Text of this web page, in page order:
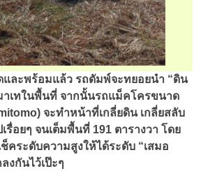
และพร้อมแล้ว รถดัมพ์จะทยอยนำ “ดิน
าเทในพื้นที่ จากนั้นรถแม็คโครขนาด
จะทำหน้าที่เกลี่ยดิน เกลี่ยสลับ
รื่อยๆ จนเต็มพื้นที่ 191 ตารางวา โดย
คระดับความสูงให้ได้ระดับ “เสมอ
งกันไว้เป๊ะๆ